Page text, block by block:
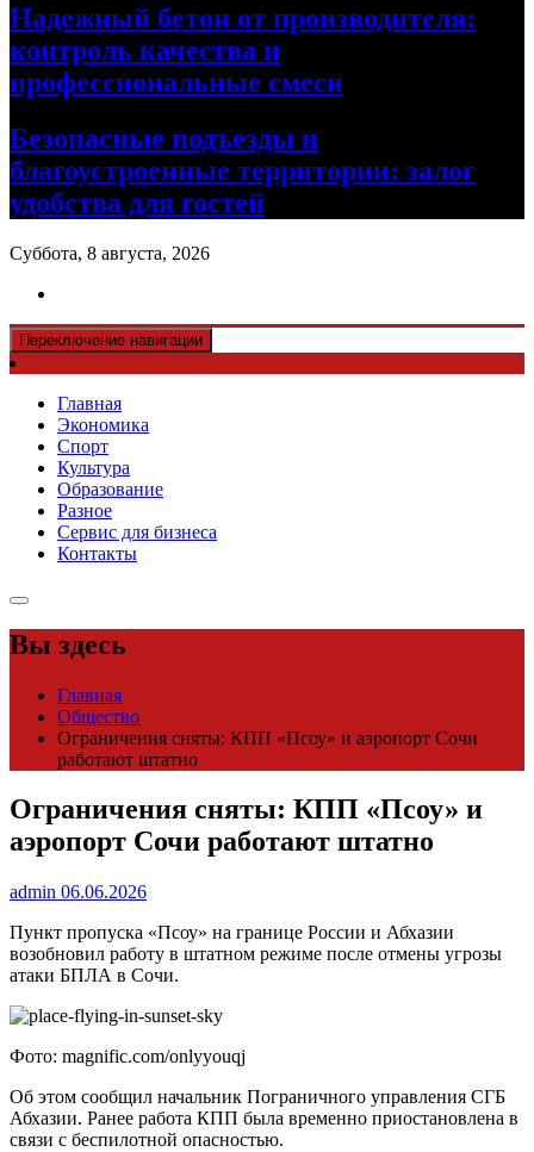
Надежный бетон от производителя:
контроль качества и
профессиональные смеси
Безопасные подъезды и
благоустроенные территории: залог
удобства для гостей
Суббота, 8 августа, 2026
Переключение навигации
Главная
Экономика
Спорт
Культура
Образование
Разное
Сервис для бизнеса
Контакты
Вы здесь
Главная
Общество
Ограничения сняты: КПП «Псоу» и аэропорт Сочи
работают штатно
Ограничения сняты: КПП «Псоу» и
аэропорт Сочи работают штатно
admin 06.06.2026
Пункт пропуска «Псоу» на границе России и Абхазии
возобновил работу в штатном режиме после отмены угрозы
атаки БПЛА в Сочи.
Фото: magnific.com/onlyyouqj
Об этом сообщил начальник Пограничного управления СГБ
Абхазии. Ранее работа КПП была временно приостановлена в
связи с беспилотной опасностью.